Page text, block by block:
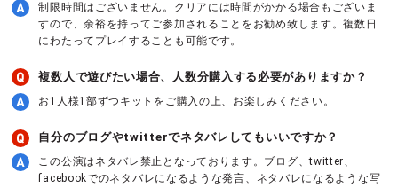
制限時間はございません。クリアには時間がかかる場合もございま
すので、余裕を持ってご参加されることをお勧め致します。複数日
にわたってプレイすることも可能です。
複数人で遊びたい場合、人数分購入する必要がありますか？
お1人様1部ずつキットをご購入の上、お楽しみください。
自分のブログやtwitterでネタバレしてもいいですか？
この公演はネタバレ禁止となっております。ブログ、twitter、
facebookでのネタバレになるような発言、ネタバレになるような写